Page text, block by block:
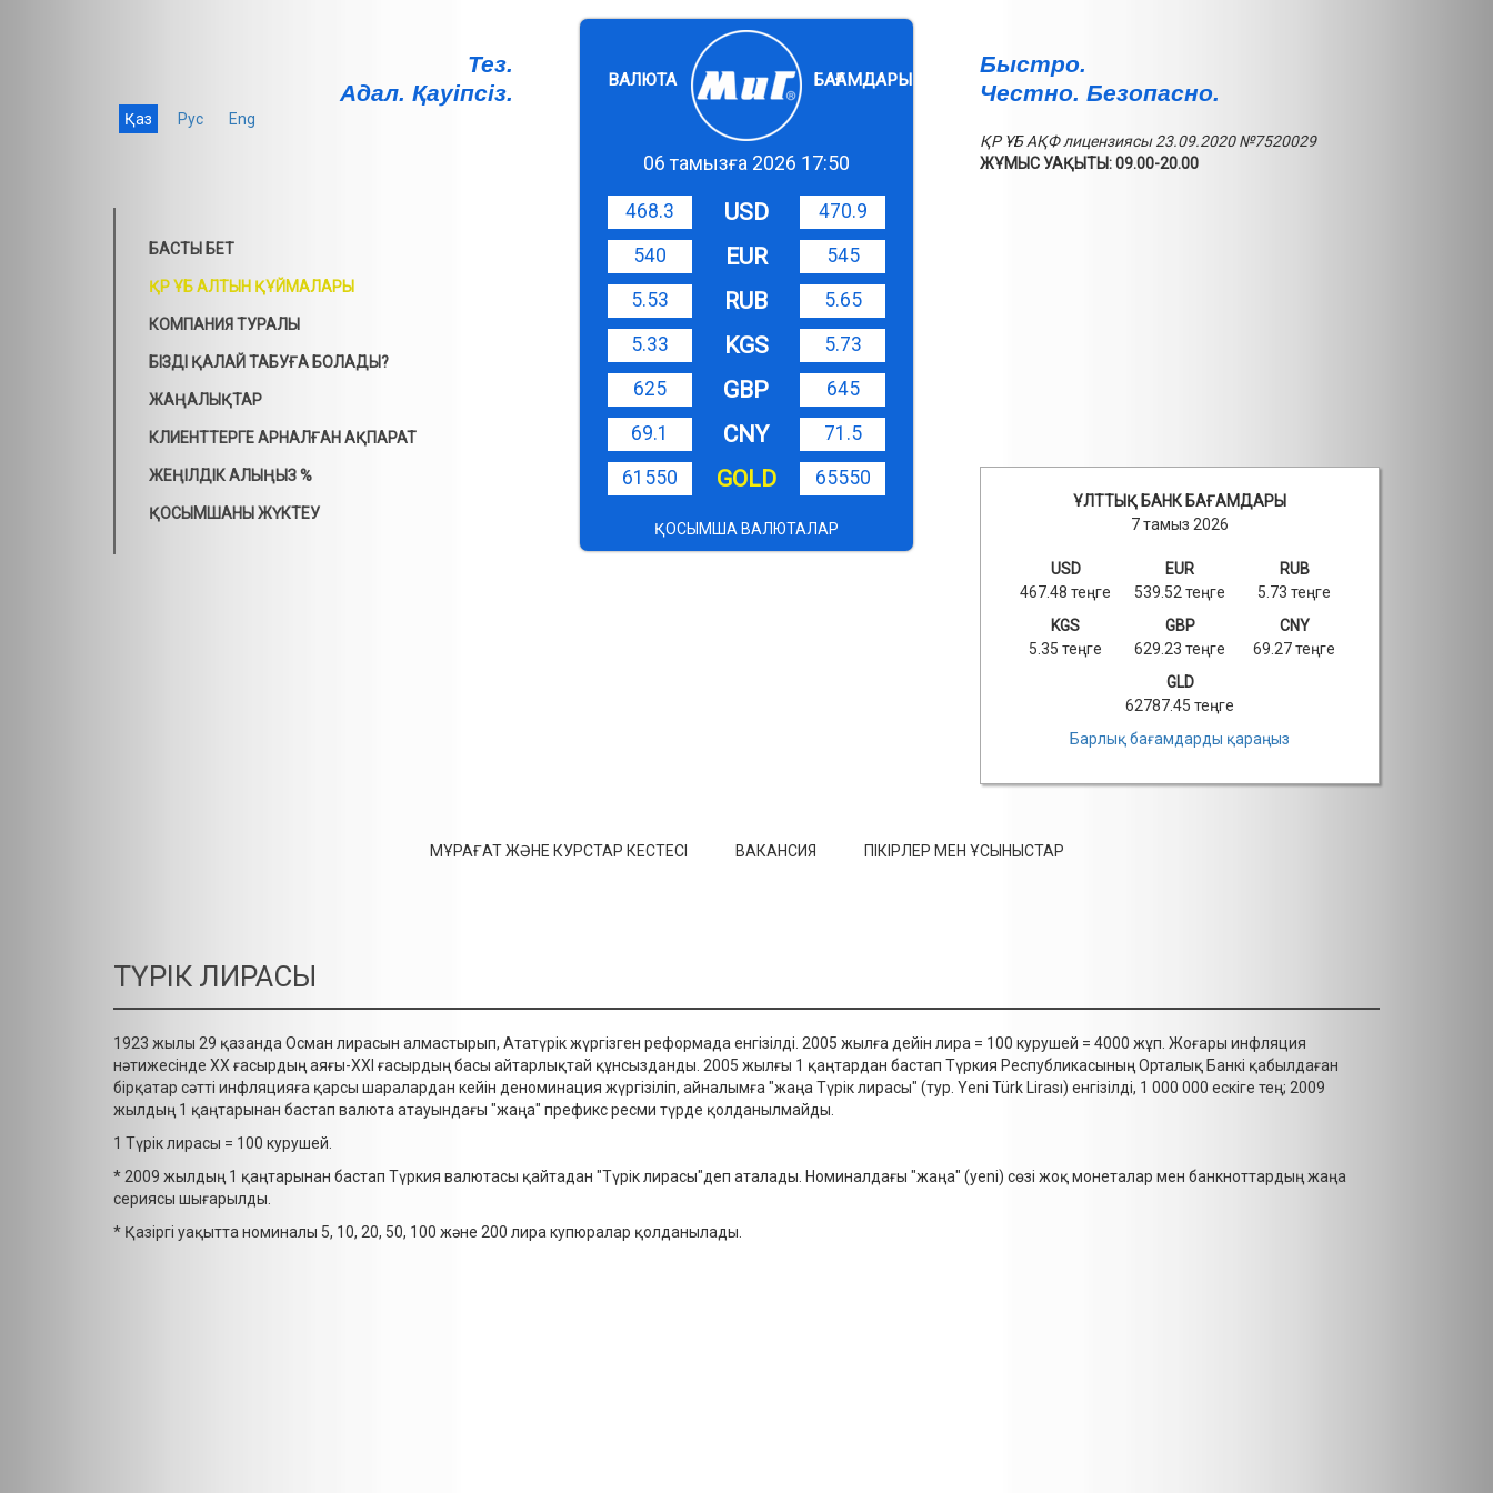
Тез.
Адал. Қауiпсiз.
Быстро.
Честно. Безопасно.
ВАЛЮТА БАҒАМДАРЫ
06 тамызға 2026 17:50
468.3 USD
470.9
540
EUR
545
5.53
RUB
5.65
5.33
KGS
5.73
625
GBP
645
69.1
CNY
71.5
61550
GOLD 65550
ҚОСЫМША ВАЛЮТАЛАР
ҚР ҰБ АҚФ лицензиясы 23.09.2020 №7520029
ЖҰМЫС УАҚЫТЫ: 09.00-20.00
ҰЛТТЫҚ БАНК БАҒАМДАРЫ
7 тамыз 2026
USD
467.48 теңге
EUR
539.52 теңге
RUB
5.73 теңге
KGS
5.35 теңге
GBP
629.23 теңге
CNY
69.27 теңге
GLD
62787.45 теңге
Барлық бағамдарды қараңыз
Қаз Рус Eng
БАСТЫ БЕТ
ҚР ҰБ АЛТЫН ҚҰЙМАЛАРЫ
КОМПАНИЯ ТУРАЛЫ
БІЗДІ ҚАЛАЙ ТАБУҒА БОЛАДЫ?
ЖАҢАЛЫҚТАР
КЛИЕНТТЕРГЕ АРНАЛҒАН АҚПАРАТ
ЖЕҢІЛДІК АЛЫҢЫЗ %
ҚОСЫМШАНЫ ЖҮКТЕУ
МҰРАҒАТ ЖӘНЕ КУРСТАР КЕСТЕСІ ВАКАНСИЯ ПІКІРЛЕР МЕН ҰСЫНЫСТАР
ТҮРІК ЛИРАСЫ
1923 жылы 29 қазанда Осман лирасын алмастырып, Ататүрік жүргізген реформада енгізілді. 2005 жылға дейін лира = 100 курушей = 4000 жұп. Жоғары инфляция
нәтижесінде ХХ ғасырдың аяғы-ХХІ ғасырдың басы айтарлықтай құнсызданды. 2005 жылғы 1 қаңтардан бастап Түркия Республикасының Орталық Банкі қабылдаған
бірқатар сәтті инфляцияға қарсы шаралардан кейін деноминация жүргізіліп, айналымға "жаңа Түрік лирасы" (тур. Yeni Türk Lirası) енгізілді, 1 000 000 ескіге тең; 2009
жылдың 1 қаңтарынан бастап валюта атауындағы "жаңа" префикс ресми түрде қолданылмайды.
1 Түрік лирасы = 100 курушей.
* 2009 жылдың 1 қаңтарынан бастап Түркия валютасы қайтадан "Түрік лирасы"деп аталады. Номиналдағы "жаңа" (yeni) сөзі жоқ монеталар мен банкноттардың жаңа
сериясы шығарылды.
* Қазіргі уақытта номиналы 5, 10, 20, 50, 100 және 200 лира купюралар қолданылады.